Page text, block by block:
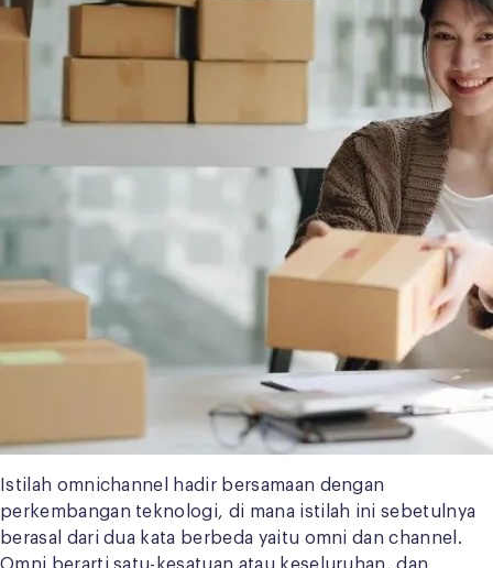
Istilah omnichannel hadir bersamaan dengan
perkembangan teknologi, di mana istilah ini sebetulnya
berasal dari dua kata berbeda yaitu omni dan channel.